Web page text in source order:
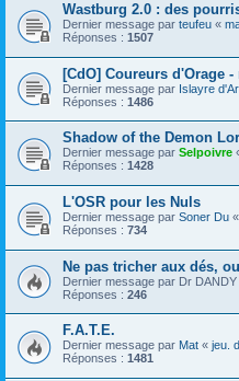
Wastburg 2.0 : des
Dernier message par teufeu «
Réponses : 1507
[CdO] Coureurs d'Orage -
Dernier message par Islayre
Réponses : 1486
Shadow of the Demon
Dernier message par Selpoivre
Réponses : 1428
L'OSR pour les Nuls
Dernier message par Soner Du «
Réponses : 734
Ne pas tricher aux dés,
Dernier message par Dr DANDY
Réponses : 246
F.A.T.E.
Dernier message par Mat « jeu.
Réponses : 1481